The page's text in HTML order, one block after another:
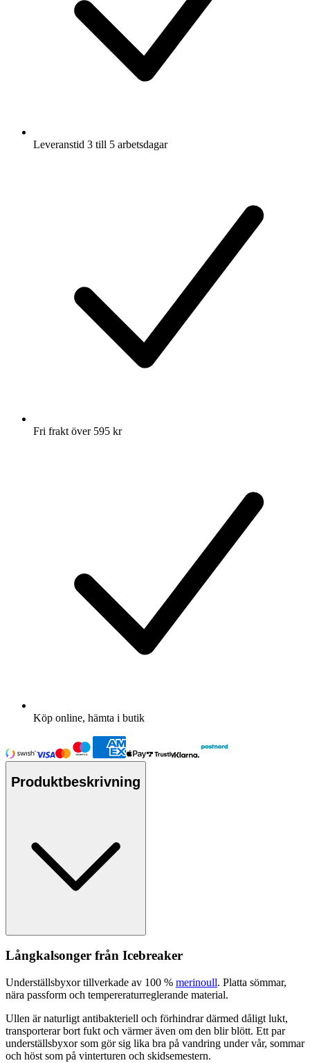
Leveranstid 3 till 5 arbetsdagar
Fri frakt över 595 kr
Köp online, hämta i butik
Produktbeskrivning
Långkalsonger från Icebreaker
Underställsbyxor tillverkade av 100 % merinoull. Platta sömmar,
nära passform och tempereraturreglerande material.
Ullen är naturligt antibakteriell och förhindrar därmed dåligt lukt,
transporterar bort fukt och värmer även om den blir blött. Ett par
underställsbyxor som gör sig lika bra på vandring under vår, sommar
och höst som på vinterturen och skidsemestern.